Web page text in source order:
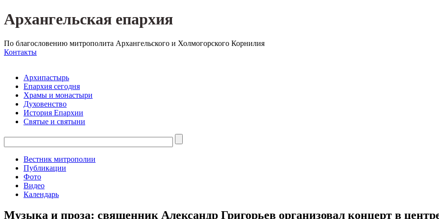
Архангельская епархия
По благословению митрополита Архангельского и Холмогорского Корнилия
Контакты
Архипастырь
Епархия сегодня
Храмы и монастыри
Духовенство
История Епархии
Святые и святыни
Вестник митрополии
Публикации
Фото
Видео
Календарь
Музыка и проза: священник Александр Григорьев организовал концерт в